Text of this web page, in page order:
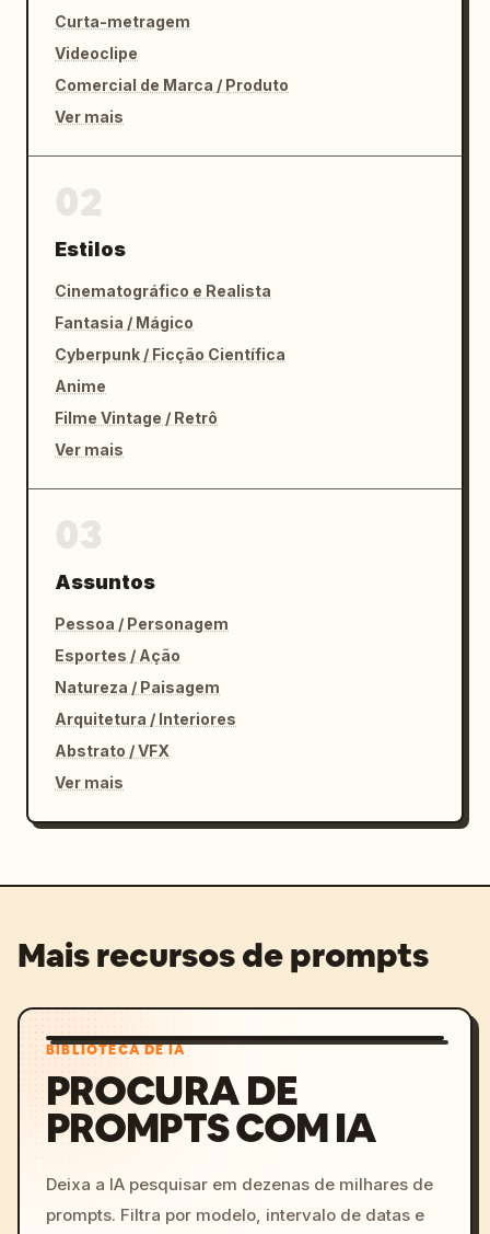
Curta-metragem
Videoclipe
Comercial de Marca / Produto
Ver mais
Estilos
Cinematográfico e Realista
Fantasia / Mágico
Cyberpunk / Ficção Científica
Anime
Filme Vintage / Retrô
Ver mais
Assuntos
Pessoa / Personagem
Esportes / Ação
Natureza / Paisagem
Arquitetura / Interiores
Abstrato / VFX
Ver mais
Mais recursos de prompts
BIBLIOTECA DE IA
PROCURA DE
PROMPTS COM IA
Deixa a IA pesquisar em dezenas de milhares de
prompts. Filtra por modelo, intervalo de datas e